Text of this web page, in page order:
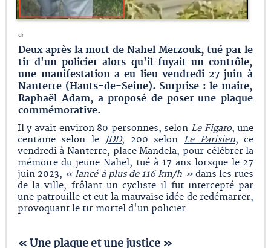
dr
Deux après la mort de Nahel Merzouk, tué par le
tir d'un policier alors qu'il fuyait un contrôle,
une manifestation a eu lieu vendredi 27 juin à
Nanterre (Hauts-de-Seine). Surprise : le maire,
Raphaël Adam, a proposé de poser une plaque
commémorative.
Il y avait environ 80 personnes, selonLe Figaro, une
centaine selon le JDD, 200 selon Le Parisien, ce
vendredi à Nanterre, place Mandela, pour célébrer la
mémoire du jeune Nahel, tué à 17 ans lorsque le 27
juin 2023, « lancé à plus de 116 km/h »dans les rues
de la ville, frôlant un cycliste il fut intercepté par
une patrouille et eut la mauvaise idée de redémarrer,
provoquant le tir mortel d'un policier.
« Une plaque et une justice »